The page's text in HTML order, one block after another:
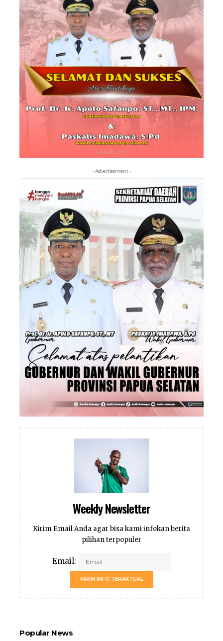
- Advertisement -
Weekly Newsletter
Kirim Email Anda agar bisa kami infokan berita
pilihan terpopuler
Email:
KIRIM INFO TERAKTUAL
Popular News